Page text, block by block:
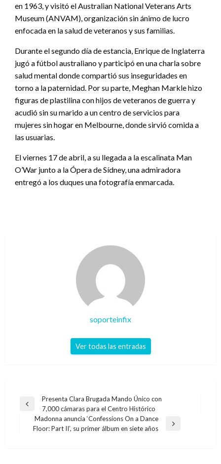
en 1963, y visitó el Australian National Veterans Arts
Museum (ANVAM), organización sin ánimo de lucro
enfocada en la salud de veteranos y sus familias.
Durante el segundo día de estancia, Enrique de Inglaterra
jugó a fútbol australiano y participó en una charla sobre
salud mental donde compartió sus inseguridades en
torno a la paternidad. Por su parte, Meghan Markle hizo
figuras de plastilina con hijos de veteranos de guerra y
acudió sin su marido a un centro de servicios para
mujeres sin hogar en Melbourne, donde sirvió comida a
las usuarias.
El viernes 17 de abril, a su llegada a la escalinata Man
O’War junto a la Ópera de Sídney, una admiradora
entregó a los duques una fotografía enmarcada.
soporteinfix
Ver todas las entradas
Navegación
entradas
Entrada
anterior
Presenta Clara Brugada Mando Único con
7,000 cámaras para el Centro Histórico
Entrada
Madonna anuncia ‘Confessions On a Dance
Floor: Part II’, su primer álbum en siete años